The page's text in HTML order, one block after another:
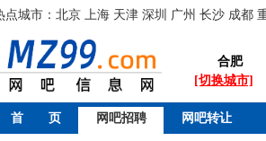
点城市： 北京 上海 天津 深圳 广州 长沙 成都
合肥
[切换城市]
首 页 网吧招聘 网吧转让